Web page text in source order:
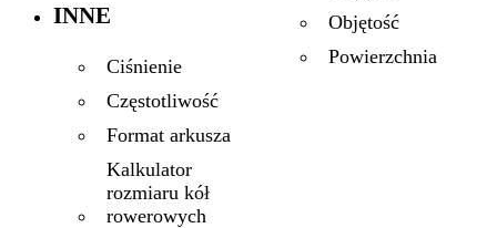
INNE
Ciśnienie
Częstotliwość
Format arkusza
Kalkulator
rozmiaru kół
rowerowych
Objętość
Powierzchnia